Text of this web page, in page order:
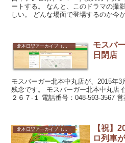
ートする。 なんと、このドラマの撮
しい。 どんな場面で登場するのか今
モスバ
日閉店
モスバーガー北本中丸店が、2015年3
残念です。 モスバーガー北本中丸店
２６７-１ 電話番号：048-593-3567 営
【祝】
ロ列車